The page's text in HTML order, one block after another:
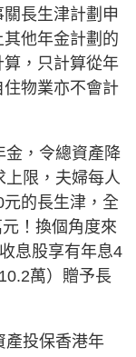
長生津計劃申
他年金計劃的
，只計算從年
物業亦不會計
金，令總資產降
限，夫婦每人
的長生津，全
！換個角度來
息股享有年息4
萬）贈予長
產投保香港年